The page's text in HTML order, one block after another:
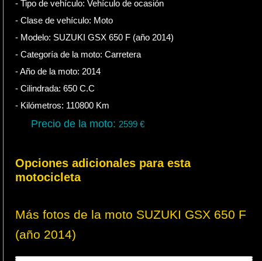
- Tipo de vehículo: Vehículo de ocasión
- Clase de vehículo: Moto
- Modelo: SUZUKI GSX 650 F (año 2014)
- Categoría de la moto: Carretera
- Año de la moto: 2014
- Cilindrada: 650 C.C
- Kilómetros: 110800 Km
Precio de la moto: 2599€
Opciones adicionales para esta
motocicleta
Más fotos de la moto SUZUKI GSX 650 F
(año 2014)